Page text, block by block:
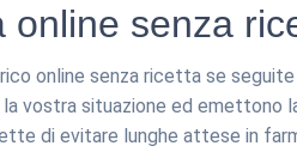
online senza
online senza ricetta se
vostra situazione ed emettono
di evitare lunghe attese in